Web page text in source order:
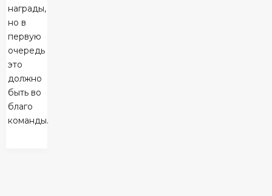
награды,
но в
первую
очередь
это
должно
быть во
благо
команды.